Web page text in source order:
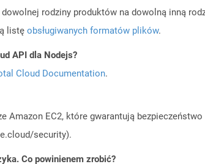
rodziny produktów na dowolną inną
listę obsługiwanych formatów plików.
API dla Nodejs?
Cloud Documentation.
Amazon EC2, które gwarantują
security).
Co powinienem zrobić?